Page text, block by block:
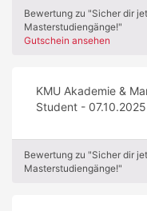
Bewertung zu "Sicher dir
Masterstudiengänge!"
Gutschein ansehen
KMU Akademie &
Student - 07.10.2025
Bewertung zu "Sicher dir
Masterstudiengänge!"